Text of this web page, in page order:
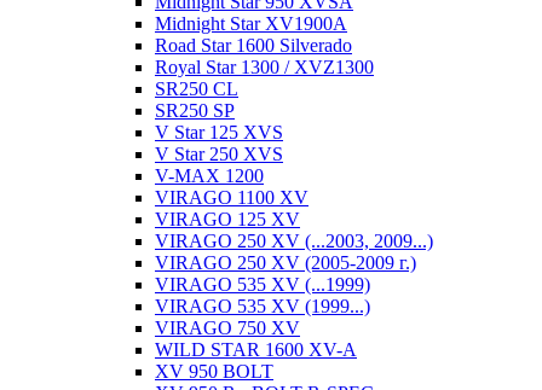
Midnight Star XV1900A
Road Star 1600 Silverado
Royal Star 1300 / XVZ1300
SR250 CL
SR250 SP
V Star 125 XVS
V Star 250 XVS
V-MAX 1200
VIRAGO 1100 XV
VIRAGO 125 XV
VIRAGO 250 XV (...2003, 2009...)
VIRAGO 250 XV (2005-2009 г.)
VIRAGO 535 XV (...1999)
VIRAGO 535 XV (1999...)
VIRAGO 750 XV
WILD STAR 1600 XV-A
XV 950 BOLT